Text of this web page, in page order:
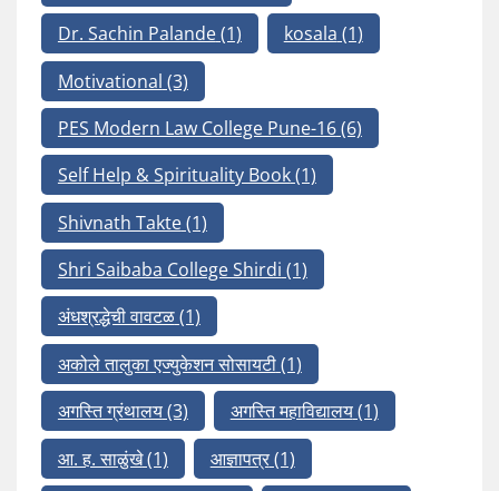
Dr. Sachin Palande(1) kosala (1)
Motivational (3)
PES Modern Law College Pune-16(6)
Self Help & Spirituality Book(1)
Shivnath Takte(1)
Shri Saibaba College Shirdi (1)
अंधश्रद्धेची वावटळ(1)
अकोले तालुका एज्युकेशन सोसायटी(1)
अगस्ति ग्रंथालय(3) अगस्ति महाविद्यालय(1)
आ. ह. साळुंखे(1) आज्ञापत्र(1)